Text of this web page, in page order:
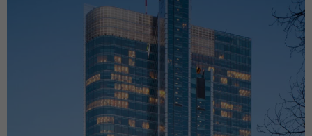
funkcjonalność
i strukturę
strony
internetowej,
na podstawie
tego, jak
strona jest
używana.